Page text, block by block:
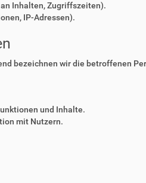
Inhalten, Zugriffszeiten).
IP-Adressen).
bezeichnen wir die betroffenen
und Inhalte.
mit Nutzern.